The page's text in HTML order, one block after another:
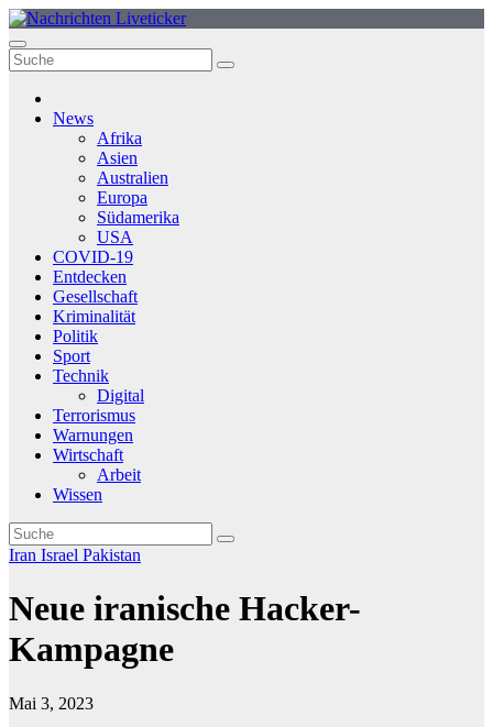
Zum
Inhalt
springen
News
Afrika
Asien
Australien
Europa
Südamerika
USA
COVID-19
Entdecken
Gesellschaft
Kriminalität
Politik
Sport
Technik
Digital
Terrorismus
Warnungen
Wirtschaft
Arbeit
Wissen
Iran Israel Pakistan
Neue iranische Hacker-
Kampagne
Mai 3, 2023